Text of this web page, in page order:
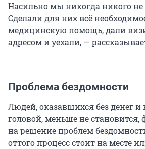
Насильно мы никогда никого не
Сделали для них всё
медицинскую помощь, дали
адресом и уехали, —
Проблема бездомности
Людей, оказавшихся без денег
головой, меньше не
на решение проблем
оттого процесс стоит на месте